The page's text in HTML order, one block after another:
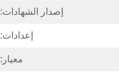
إصدار الشهادات:
إعدادات:
معيار: